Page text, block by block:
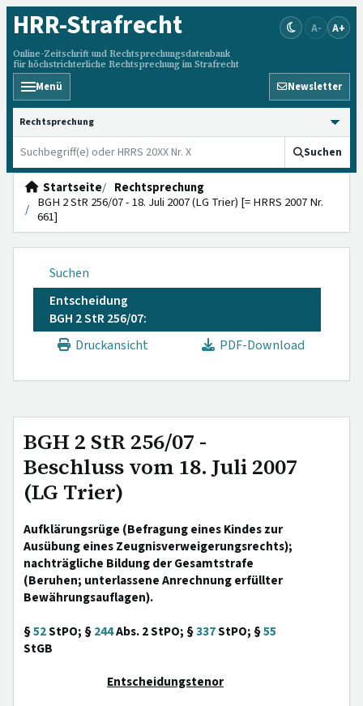
HRR-Strafrecht
Online-Zeitschrift und Rechtsprechungsdatenbank
für höchstrichterliche Rechtsprechung im Strafrecht
A- A+
Menü Newsletter
HRRS durchsuchen
Suchen
Startseite
Rechtsprechung
BGH 2 StR 256/07 - 18. Juli 2007 (LG Trier) [= HRRS 2007 Nr.
661]
Suchen
Entscheidung
BGH 2 StR 256/07:
Druckansicht
PDF-Download
BGH 2 StR 256/07 -
Beschluss vom 18. Juli 2007
(LG Trier)
Aufklärungsrüge (Befragung eines Kindes zur
Ausübung eines Zeugnisverweigerungsrechts);
nachträgliche Bildung der Gesamtstrafe
(Beruhen; unterlassene Anrechnung erfüllter
Bewährungsauflagen).
§52StPO; §244Abs. 2 StPO; §337StPO; §55
StGB
Entscheidungstenor